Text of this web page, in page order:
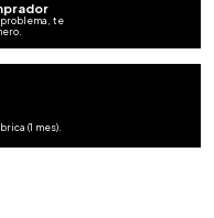
problema, te
(1 mes).